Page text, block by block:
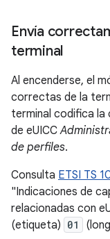
Envía
terminal
Al encenderse, el
correctas de la
terminal codifica la
de eUICC
de perfiles.
Consulta ETSI TS
"Indicaciones de
relacionadas con
(etiqueta) 01